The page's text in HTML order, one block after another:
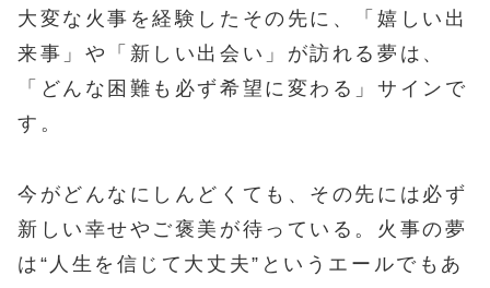
大変な火事を経験したその先に、「嬉しい出
来事」や「新しい出会い」が訪れる夢は、
「どんな困難も必ず希望に変わる」サインで
す。
今がどんなにしんどくても、その先には必ず
新しい幸せやご褒美が待っている。火事の夢
は“人生を信じて大丈夫”というエールでもあ